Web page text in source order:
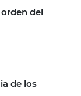
del
de los